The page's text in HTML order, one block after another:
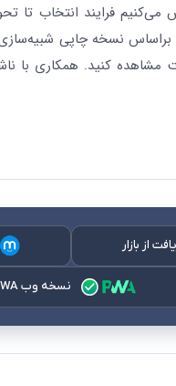
فرایند انتخاب تا
براساس نسخه چاپی
کنید. همکاری با
از بازار
نسخه وب PWA